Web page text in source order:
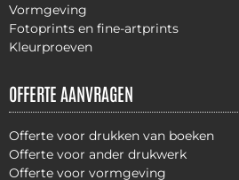
Vormgeving
Fotoprints en fine-artprints
Kleurproeven
OFFERTE AANVRAGEN
Offerte voor drukken van boeken
Offerte voor ander drukwerk
Offerte voor vormgeving